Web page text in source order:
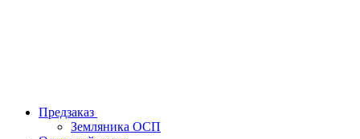
Предзаказ
Земляника ОСП